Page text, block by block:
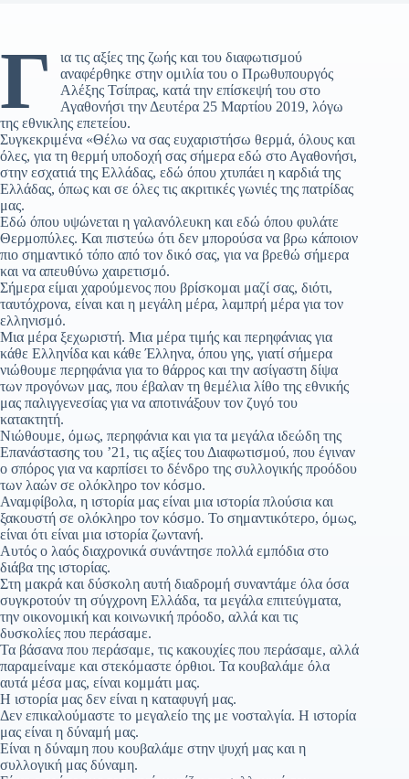
Γ
ια τις αξίες της ζωής και του διαφωτισμού
αναφέρθηκε στην ομιλία του ο Πρωθυπουργός
Αλέξης Τσίπρας, κατά την επίσκεψή του στο
Αγαθονήσι την Δευτέρα 25 Μαρτίου 2019, λόγω
της εθνικλης επετείου.
Συγκεκριμένα «Θέλω να σας ευχαριστήσω θερμά, όλους και
όλες, για τη θερμή υποδοχή σας σήμερα εδώ στο Αγαθονήσι,
στην εσχατιά της Ελλάδας, εδώ όπου χτυπάει η καρδιά της
Ελλάδας, όπως και σε όλες τις ακριτικές γωνιές της πατρίδας
μας.
Εδώ όπου υψώνεται η γαλανόλευκη και εδώ όπου φυλάτε
Θερμοπύλες. Και πιστεύω ότι δεν μπορούσα να βρω κάποιον
πιο σημαντικό τόπο από τον δικό σας, για να βρεθώ σήμερα
και να απευθύνω χαιρετισμό.
Σήμερα είμαι χαρούμενος που βρίσκομαι μαζί σας, διότι,
ταυτόχρονα, είναι και η μεγάλη μέρα, λαμπρή μέρα για τον
ελληνισμό.
Μια μέρα ξεχωριστή. Μια μέρα τιμής και περηφάνιας για
κάθε Ελληνίδα και κάθε Έλληνα, όπου γης, γιατί σήμερα
νιώθουμε περηφάνια για το θάρρος και την ασίγαστη δίψα
των προγόνων μας, που έβαλαν τη θεμέλια λίθο της εθνικής
μας παλιγγενεσίας για να αποτινάξουν τον ζυγό του
κατακτητή.
Νιώθουμε, όμως, περηφάνια και για τα μεγάλα ιδεώδη της
Επανάστασης του ’21, τις αξίες του Διαφωτισμού, που έγιναν
ο σπόρος για να καρπίσει το δένδρο της συλλογικής προόδου
των λαών σε ολόκληρο τον κόσμο.
Αναμφίβολα, η ιστορία μας είναι μια ιστορία πλούσια και
ξακουστή σε ολόκληρο τον κόσμο. Το σημαντικότερο, όμως,
είναι ότι είναι μια ιστορία ζωντανή.
Αυτός ο λαός διαχρονικά συνάντησε πολλά εμπόδια στο
διάβα της ιστορίας.
Στη μακρά και δύσκολη αυτή διαδρομή συναντάμε όλα όσα
συγκροτούν τη σύγχρονη Ελλάδα, τα μεγάλα επιτεύγματα,
την οικονομική και κοινωνική πρόοδο, αλλά και τις
δυσκολίες που περάσαμε.
Τα βάσανα που περάσαμε, τις κακουχίες που περάσαμε, αλλά
παραμείναμε και στεκόμαστε όρθιοι. Τα κουβαλάμε όλα
αυτά μέσα μας, είναι κομμάτι μας.
Η ιστορία μας δεν είναι η καταφυγή μας.
Δεν επικαλούμαστε το μεγαλείο της με νοσταλγία. Η ιστορία
μας είναι η δύναμή μας.
Είναι η δύναμη που κουβαλάμε στην ψυχή μας και η
συλλογική μας δύναμη.